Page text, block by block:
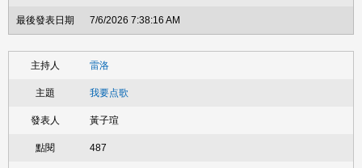
7/6/2026 7:38:16 AM
雷洛
我要点歌
黃子瑄
487